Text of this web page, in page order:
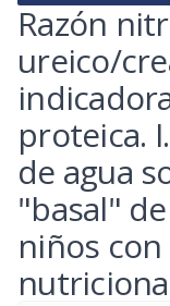
Razón
ureico/
proteica.
de agua
"basal"
niños